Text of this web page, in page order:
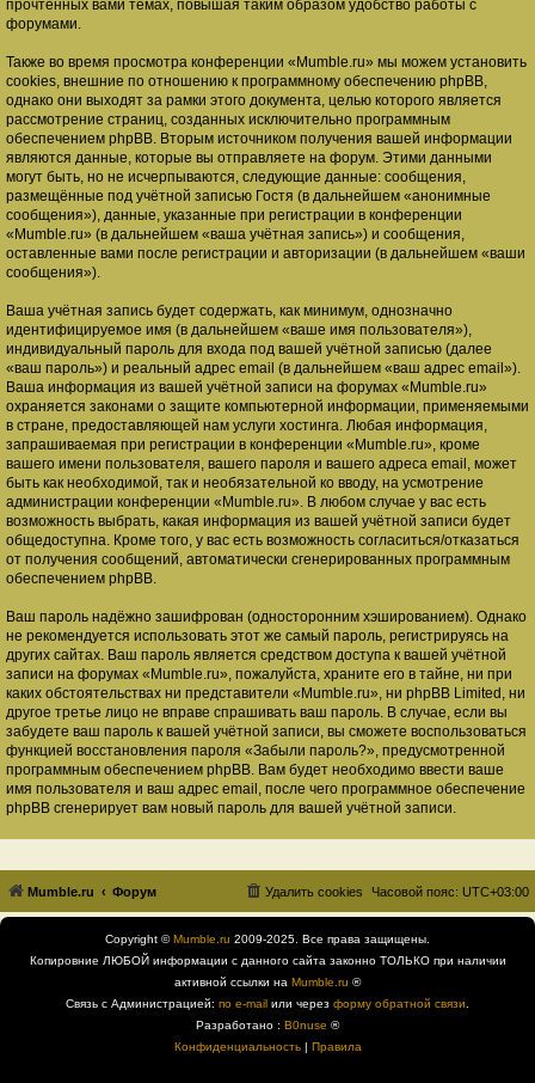
прочтённых вами темах, повышая таким образом удобство работы с
форумами.
Также во время просмотра конференции «Mumble.ru» мы можем установить
cookies, внешние по отношению к программному обеспечению phpBB,
однако они выходят за рамки этого документа, целью которого является
рассмотрение страниц, созданных исключительно программным
обеспечением phpBB. Вторым источником получения вашей информации
являются данные, которые вы отправляете на форум. Этими данными
могут быть, но не исчерпываются, следующие данные: сообщения,
размещённые под учётной записью Гостя (в дальнейшем «анонимные
сообщения»), данные, указанные при регистрации в конференции
«Mumble.ru» (в дальнейшем «ваша учётная запись») и сообщения,
оставленные вами после регистрации и авторизации (в дальнейшем «ваши
сообщения»).
Ваша учётная запись будет содержать, как минимум, однозначно
идентифицируемое имя (в дальнейшем «ваше имя пользователя»),
индивидуальный пароль для входа под вашей учётной записью (далее
«ваш пароль») и реальный адрес email (в дальнейшем «ваш адрес email»).
Ваша информация из вашей учётной записи на форумах «Mumble.ru»
охраняется законами о защите компьютерной информации, применяемыми
в стране, предоставляющей нам услуги хостинга. Любая информация,
запрашиваемая при регистрации в конференции «Mumble.ru», кроме
вашего имени пользователя, вашего пароля и вашего адреса email, может
быть как необходимой, так и необязательной ко вводу, на усмотрение
администрации конференции «Mumble.ru». В любом случае у вас есть
возможность выбрать, какая информация из вашей учётной записи будет
общедоступна. Кроме того, у вас есть возможность согласиться/отказаться
от получения сообщений, автоматически сгенерированных программным
обеспечением phpBB.
Ваш пароль надёжно зашифрован (односторонним хэшированием). Однако
не рекомендуется использовать этот же самый пароль, регистрируясь на
других сайтах. Ваш пароль является средством доступа к вашей учётной
записи на форумах «Mumble.ru», пожалуйста, храните его в тайне, ни при
каких обстоятельствах ни представители «Mumble.ru», ни phpBB Limited, ни
другое третье лицо не вправе спрашивать ваш пароль. В случае, если вы
забудете ваш пароль к вашей учётной записи, вы сможете воспользоваться
функцией восстановления пароля «Забыли пароль?», предусмотренной
программным обеспечением phpBB. Вам будет необходимо ввести ваше
имя пользователя и ваш адрес email, после чего программное обеспечение
phpBB сгенерирует вам новый пароль для вашей учётной записи.
Mumble.ru Форум Часовой пояс: UTC+03:00
Удалить cookies
Copyright ©Mumble.ru 2009-2025. Все права защищены.
Копировние ЛЮБОЙ информации с данного сайта законно ТОЛЬКО при наличии
активной ссылки на Mumble.ru ®
Связь с Администрацией: по e-mail или через форму обратной связи
Разработано : B0nuse ®
Конфиденциальность| Правила